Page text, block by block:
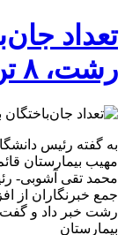
تعداد
رشت، ۸ تن اعلام شد
به گفته رئیس
محمد تقی آشوبی-
جمع خبرنگاران از
بیمارستان